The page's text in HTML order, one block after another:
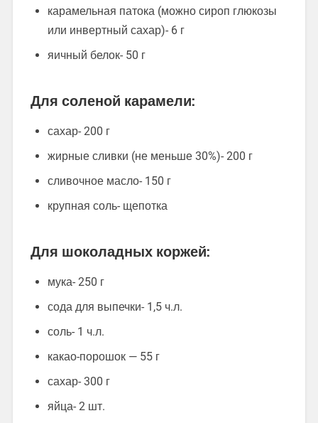
карамельная патока (можно сироп глюкозы
или инвертный сахар)- 6 г
яичный белок- 50 г
Для соленой карамели:
сахар- 200 г
жирные сливки (не меньше 30%)- 200 г
сливочное масло- 150 г
крупная соль- щепотка
Для шоколадных коржей:
мука- 250 г
сода для выпечки- 1,5 ч.л.
соль- 1 ч.л.
какао-порошок — 55 г
сахар- 300 г
яйца- 2 шт.